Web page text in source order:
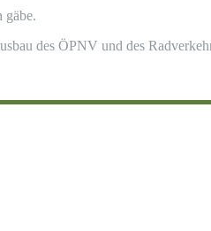
gäbe.
des ÖPNV und des